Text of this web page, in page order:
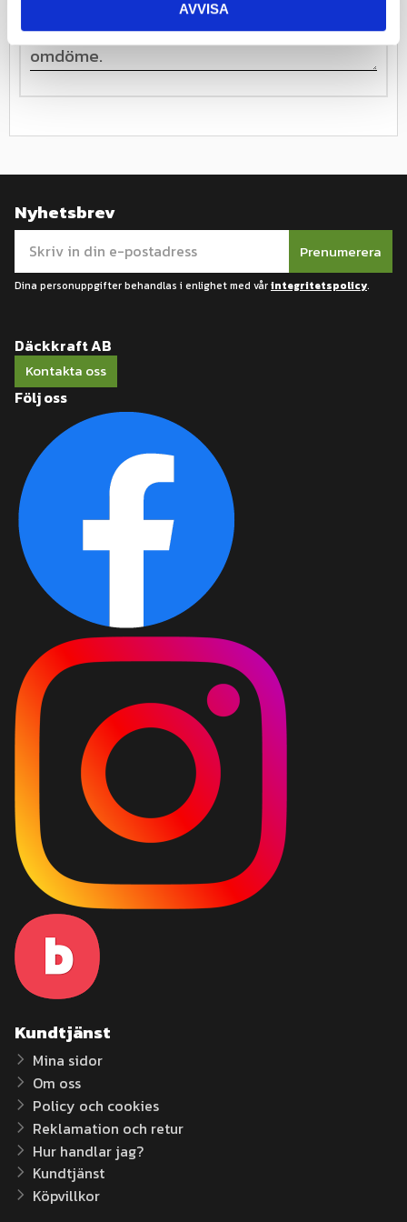
AVVISA
Nyhetsbrev
Prenumerera
Dina personuppgifter behandlas i enlighet med vårintegritetspolicy.
Däckkraft AB
Kontakta oss
Följ oss
Kundtjänst
Mina sidor
Om oss
Policy och cookies
Reklamation och retur
Hur handlar jag?
Kundtjänst
Köpvillkor